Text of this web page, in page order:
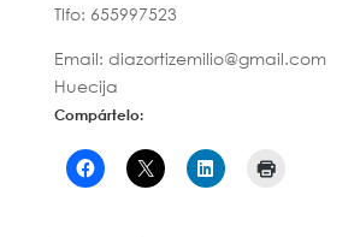
Tlfo: 655997523
Email: diazortizemilio@gmail.com
Huecija
Compártelo: